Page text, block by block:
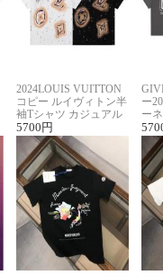
2024LOUIS VUITTON
コピー ルイヴィトン半
袖Tシャツ カジュアル
に馴染む 2色展開
5700 円
ー
ー
ー